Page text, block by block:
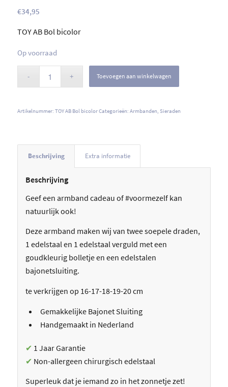
€34,95
TOY AB Bol bicolor
Op voorraad
Toevoegen aan winkelwagen
Artikelnummer: TOY AB Bol bicolorCategorieën: Armbanden, Sieraden
Beschrijving Extra informatie
Beschrijving
Geef een armband cadeau of #voormezelf kan
natuurlijk ook!
Deze armband maken wij van twee soepele draden,
1 edelstaal en 1 edelstaal verguld met een
goudkleurig bolletje en een edelstalen
bajonetsluiting.
te verkrijgen op 16-17-18-19-20 cm
Gemakkelijke Bajonet Sluiting
Handgemaakt in Nederland
✔ 1 Jaar Garantie
✔ Non-allergeen chirurgisch edelstaal
Superleuk dat je iemand zo in het zonnetje zet!